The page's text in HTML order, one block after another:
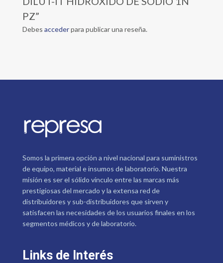
PZ”
Debes accederpara publicar una reseña.
Somos la primera opción a nivel nacional para suministros
de equipo, material e insumos de laboratorio. Nuestra
misión es ser el sólido vínculo entre las marcas más
prestigiosas del mercado y la extensa red de
distribuidores y sub-distribuidores que sirven y
satisfacen las necesidades de los usuarios finales en los
segmentos médicos y de laboratorio.
Links de Interés